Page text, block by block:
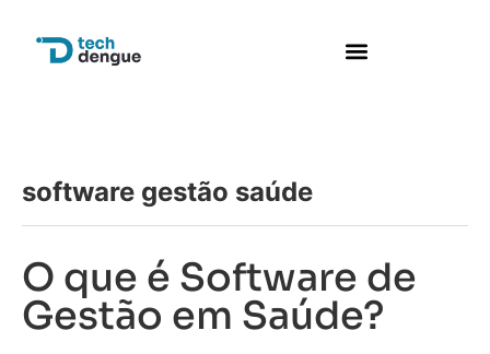
software gestão saúde
O que é Software de
Gestão em Saúde?